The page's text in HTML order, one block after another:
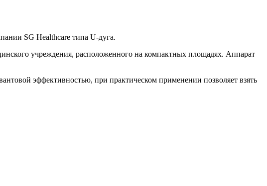
SG Healthcare типа U-дуга.
учреждения, расположенного на компактных площадях. Аппарат
эффективностью, при практическом применении позволяет взять